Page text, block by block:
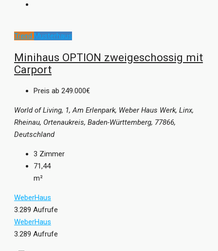
Trend Musterhaus
Minihaus OPTION zweigeschossig mit
Carport
Preis ab 249.000€
World of Living, 1, Am Erlenpark, Weber Haus Werk, Linx,
Rheinau, Ortenaukreis, Baden-Württemberg, 77866,
Deutschland
3 Zimmer
71,44
m²
WeberHaus
3.289 Aufrufe
WeberHaus
3.289 Aufrufe